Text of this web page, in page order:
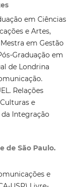
em Ciências
e Artes,
em Gestão
Graduação em
de Londrina
Relações
e
Integração
de São Paulo.
e